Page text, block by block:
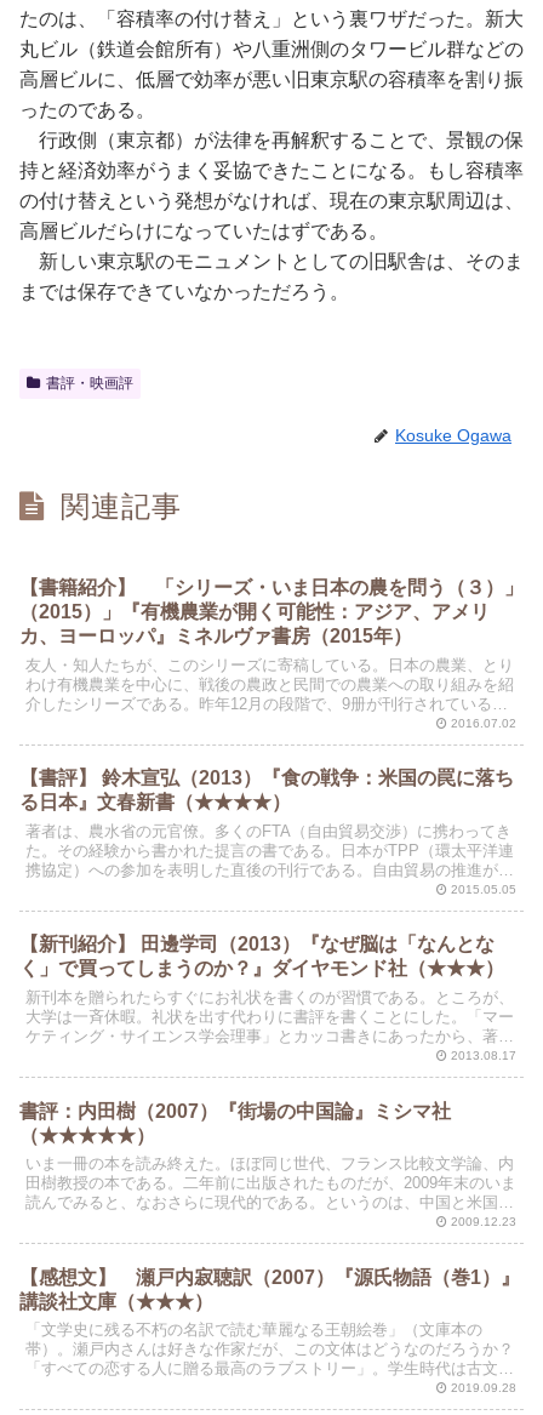
たのは、「容積率の付け替え」という裏ワザだった。新大
丸ビル（鉄道会館所有）や八重洲側のタワービル群などの
高層ビルに、低層で効率が悪い旧東京駅の容積率を割り振
ったのである。
行政側（東京都）が法律を再解釈することで、景観の保
持と経済効率がうまく妥協できたことになる。もし容積率
の付け替えという発想がなければ、現在の東京駅周辺は、
高層ビルだらけになっていたはずである。
新しい東京駅のモニュメントとしての旧駅舎は、そのま
までは保存できていなかっただろう。
書評・映画評
Kosuke Ogawa
関連記事
【書籍紹介】 「シリーズ・いま日本の農を問う（３）」
（2015）」『有機農業が開く可能性：アジア、アメリ
カ、ヨーロッパ』ミネルヴァ書房（2015年）
友人・知人たちが、このシリーズに寄稿している。日本の農業、とり
わけ有機農業を中心に、戦後の農政と民間での農業への取り組みを紹
介したシリーズである。昨年12月の段階で、9册が刊行されている。
その中から、最初の１冊を取り上げてみる。二冊目（６と... 2016.07.02
【書評】 鈴木宣弘（2013）『食の戦争：米国の罠に落ち
る日本』文春新書（★★★★）
著者は、農水省の元官僚。多くのFTA（自由貿易交渉）に携わってき
た。その経験から書かれた提言の書である。日本がTPP（環太平洋連
携協定）への参加を表明した直後の刊行である。自由貿易の推進が、
2015.05.05
【新刊紹介】 田邊学司（2013）『なぜ脳は「なんとな
く」で買ってしまうのか？』ダイヤモンド社（★★★）
新刊本を贈られたらすぐにお礼状を書くのが習慣である。ところが、
大学は一斉休暇。礼状を出す代わりに書評を書くことにした。「マー
ケティング・サイエンス学会理事」とカッコ書きにあったから、著者
はサイエンス（技術）寄りの先生としてわたしに献本してく...2013.08.17
書評：内田樹（2007）『街場の中国論』ミシマ社
（★★★★★）
いま一冊の本を読み終えた。ほぼ同じ世代、フランス比較文学論、内
田樹教授の本である。二年前に出版されたものだが、2009年末のいま
読んでみると、なおさらに現代的である。というのは、中国と米国と
2009.12.23
【感想文】 瀬戸内寂聴訳（2007）『源氏物語（巻1）』
講談社文庫（★★★）
「文学史に残る不朽の名訳で読む華麗なる王朝絵巻」（文庫本の
帯）。瀬戸内さんは好きな作家だが、この文体はどうなのだろうか？
「すべての恋する人に贈る最高のラブストリー」。学生時代は古文が
不得意な科目だった。現代語訳だからと、夏休みにぽっかり空い...
2019.09.28